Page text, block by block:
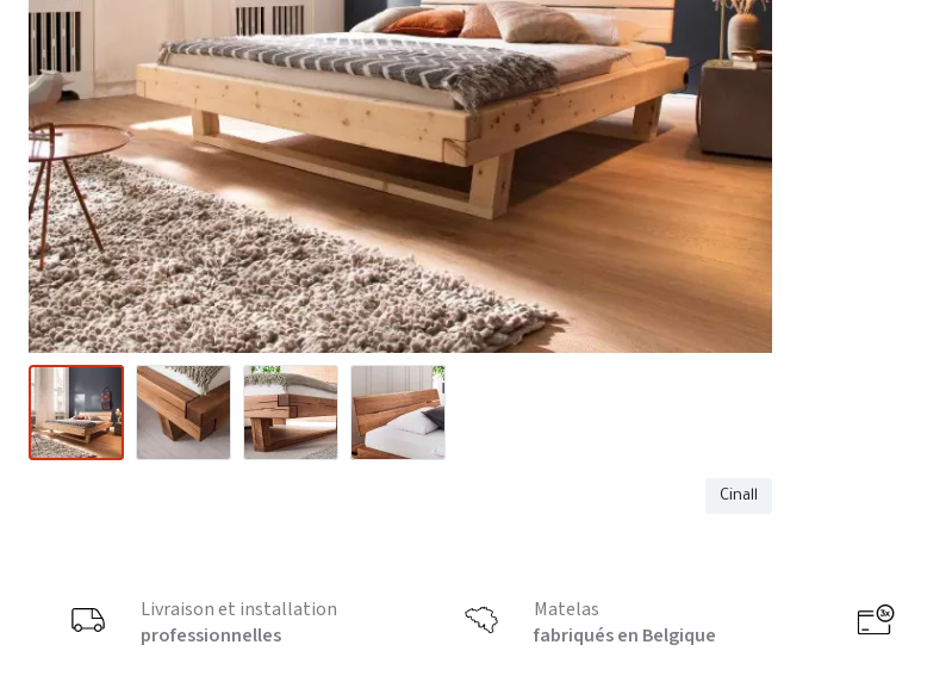
Cinall
Livraison et installation
professionnelles
Matelas
fabriqués en Belgique